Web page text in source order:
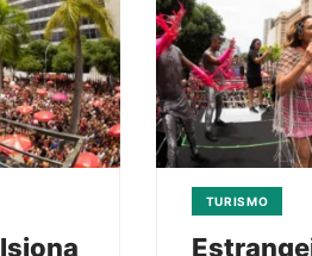
TURISMO